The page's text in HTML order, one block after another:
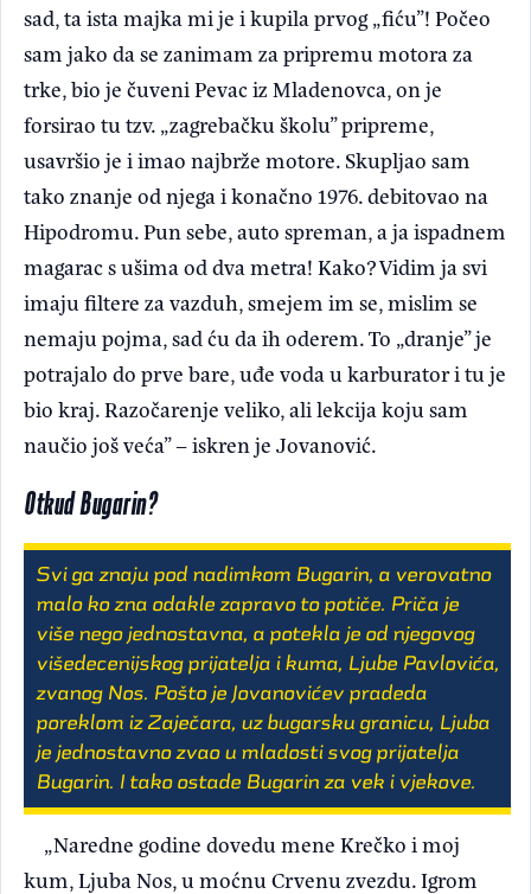
sad, ta ista majka mi je i kupila prvog „fiću”! Počeo
sam jako da se zanimam za pripremu motora za
trke, bio je čuveni Pevac iz Mladenovca, on je
forsirao tu tzv. „zagrebačku školu” pripreme,
usavršio je i imao najbrže motore. Skupljao sam
tako znanje od njega i konačno 1976. debitovao na
Hipodromu. Pun sebe, auto spreman, a ja ispadnem
magarac s ušima od dva metra! Kako? Vidim ja svi
imaju filtere za vazduh, smejem im se, mislim se
nemaju pojma, sad ću da ih oderem. To „dranje” je
potrajalo do prve bare, uđe voda u karburator i tu je
bio kraj. Razočarenje veliko, ali lekcija koju sam
naučio još veća” – iskren je Jovanović.
Otkud Bugarin?
Svi ga znaju pod nadimkom Bugarin, a verovatno
malo ko zna odakle zapravo to potiče. Priča je
više nego jednostavna, a potekla je od njegovog
višedecenijskog prijatelja i kuma, Ljube Pavlovića,
zvanog Nos. Pošto je Jovanovićev pradeda
poreklom iz Zaječara, uz bugarsku granicu, Ljuba
je jednostavno zvao u mladosti svog prijatelja
Bugarin. I tako ostade Bugarin za vek i vjekove.
„Naredne godine dovedu mene Krečko i moj
kum, Ljuba Nos, u moćnu Crvenu zvezdu. Igrom